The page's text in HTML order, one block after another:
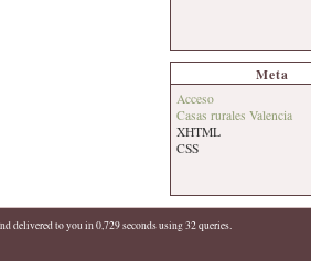
Meta
Acceso
Casas rurales Valencia
XHTML
CSS
delivered to you in 0,729 seconds using 32 queries.